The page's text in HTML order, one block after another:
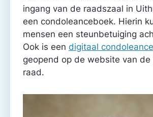
ingang van de raadszaal in
een condoleanceboek. Hierin
mensen een steunbetuiging
Ook is een digitaal
geopend op de website van
raad.